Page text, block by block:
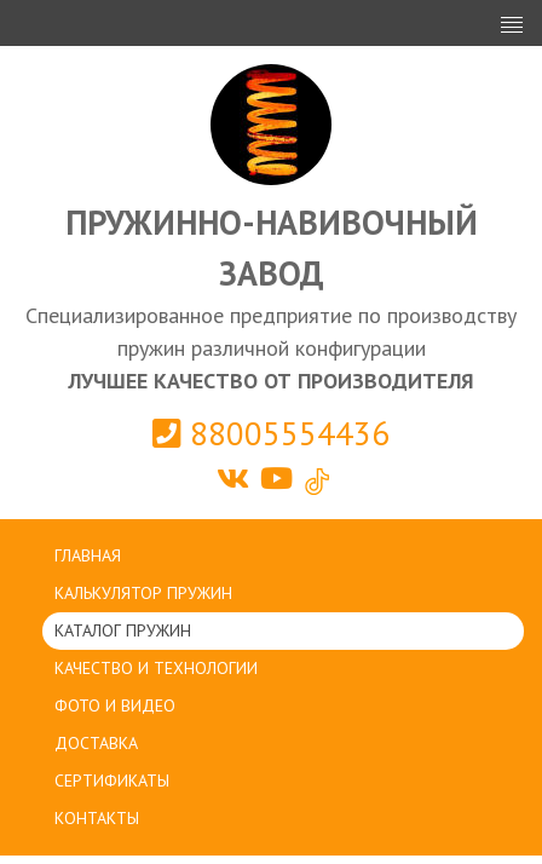
ИНВЕСТОРАМ
ПРОЕКТИРОВАНИЕ
ЭКСПОРТ
ЗАКУПКИ
КАЛЬКУЛЯТОР ПРУЖИН
Выберите город
ПРУЖИННО-НАВИВОЧНЫЙ
ЗАВОД
Специализированное предприятие по производству
пружин различной конфигурации
ЛУЧШЕЕ КАЧЕСТВО ОТ ПРОИЗВОДИТЕЛЯ
88005554436
ГЛАВНАЯ
КАЛЬКУЛЯТОР ПРУЖИН
КАТАЛОГ ПРУЖИН
КАЧЕСТВО И ТЕХНОЛОГИИ
ФОТО И ВИДЕО
ДОСТАВКА
СЕРТИФИКАТЫ
КОНТАКТЫ